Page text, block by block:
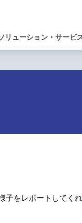
リューション・サービ
子をレポートしてく